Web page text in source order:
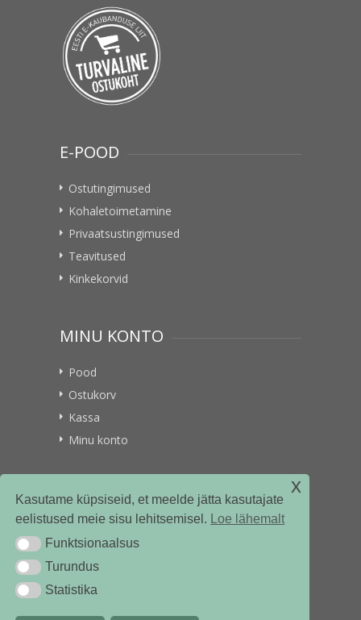
Kasutame küpsiseid, et meelde jätta kasutajate
eelistused meie sisu lehitsemisel. Loe lähemalt
Funktsionaalsus
Funktsionaalsus
TurundusTurundus
StatistikaStatistika
x
E-POOD
Ostutingimused
Kohaletoimetamine
Privaatsustingimused
Teavitused
Kinkekorvid
MINU KONTO
Pood
Ostukorv
Kassa
Minu konto
VITAMIINIKULLER.EE